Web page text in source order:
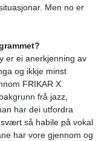
Men no er
er ei anerkjenning av
og ikkje minst
FRIKAR X.
frå jazz,
har dei utfordra
så habile på vokal
har vore gjennom og